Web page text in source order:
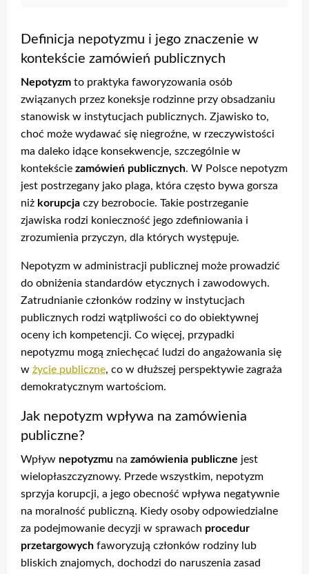
Definicja nepotyzmu i jego znaczenie w
kontekście zamówień publicznych
Nepotyzm to praktyka faworyzowania osób
związanych przez koneksje rodzinne przy obsadzaniu
stanowisk w instytucjach publicznych. Zjawisko to,
choć może wydawać się niegroźne, w rzeczywistości
ma daleko idące konsekwencje, szczególnie w
kontekście zamówień publicznych. W Polsce nepotyzm
jest postrzegany jako plaga, która często bywa gorsza
niż korupcja czy bezrobocie. Takie postrzeganie
zjawiska rodzi konieczność jego zdefiniowania i
zrozumienia przyczyn, dla których występuje.
Nepotyzm w administracji publicznej może prowadzić
do obniżenia standardów etycznych i zawodowych.
Zatrudnianie członków rodziny w instytucjach
publicznych rodzi wątpliwości co do obiektywnej
oceny ich kompetencji. Co więcej, przypadki
nepotyzmu mogą zniechęcać ludzi do angażowania się
w życie publiczne, co w dłuższej perspektywie zagraża
demokratycznym wartościom.
Jak nepotyzm wpływa na zamówienia
publiczne?
Wpływ nepotyzmu na zamówienia publiczne jest
wielopłaszczyznowy. Przede wszystkim, nepotyzm
sprzyja korupcji, a jego obecność wpływa negatywnie
na moralność publiczną. Kiedy osoby odpowiedzialne
za podejmowanie decyzji w sprawach procedur
przetargowych faworyzują członków rodziny lub
bliskich znajomych, dochodzi do naruszenia zasad